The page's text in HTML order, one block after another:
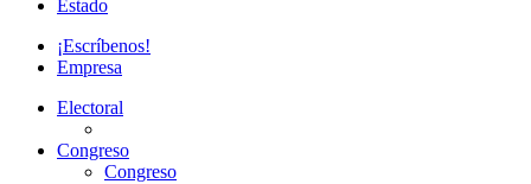
Estado
¡Escríbenos!
Empresa
Electoral
Congreso
Congreso